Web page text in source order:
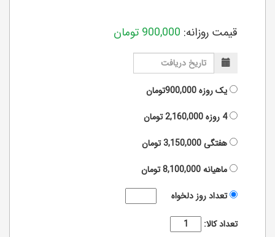
قیمت روزانه: 900,000 تومان
یک روزه900,000تومان
4 روزه
2,160,000تومان
هفتگی3,150,000تومان
ماهیانه8,100,000تومان
تعداد روز دلخواه
تعداد کالا: